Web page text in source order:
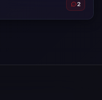
2